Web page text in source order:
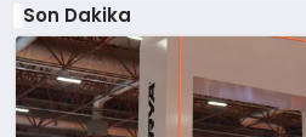
Son Dakika